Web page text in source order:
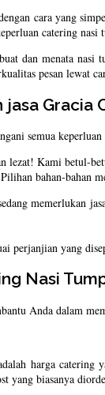
cara yang
catering nasi
dan menata
pesan lewat
Gracia
semua
lezat! Kami betul-
bahan-
memerlukan
perjanjian yang
Nasi
Anda dalam
harga catering
yang biasanya